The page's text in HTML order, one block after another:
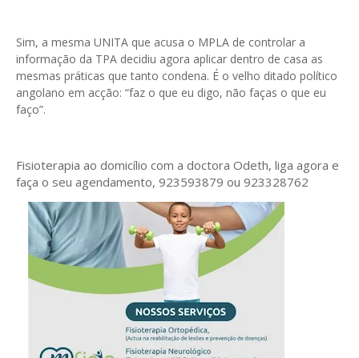
Sim, a mesma UNITA que acusa o MPLA de controlar a
informação da TPA decidiu agora aplicar dentro de casa as
mesmas práticas que tanto condena. É o velho ditado político
angolano em acção: “faz o que eu digo, não faças o que eu
faço”.
Fisioterapia ao domicílio com a doctora Odeth, liga agora e
faça o seu agendamento, 923593879 ou 923328762